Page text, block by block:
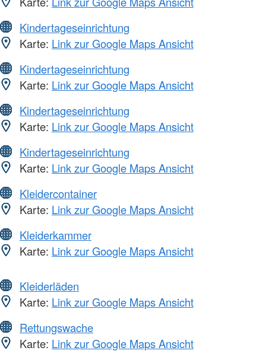
Kindertageseinrichtung
Karte: Link zur Google Maps Ansicht
Kindertageseinrichtung
Karte: Link zur Google Maps Ansicht
Kindertageseinrichtung
Karte: Link zur Google Maps Ansicht
Kindertageseinrichtung
Karte: Link zur Google Maps Ansicht
Kleidercontainer
Karte: Link zur Google Maps Ansicht
Kleiderkammer
Karte: Link zur Google Maps Ansicht
Kleiderläden
Karte: Link zur Google Maps Ansicht
Rettungswache
Karte: Link zur Google Maps Ansicht